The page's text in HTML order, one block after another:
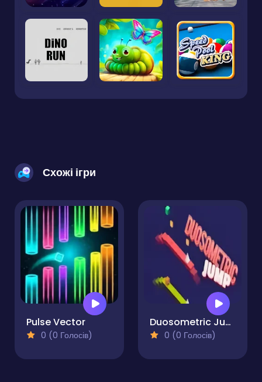
Схожі ігри
Pulse Vector
0 (0 Голосів)
Duosometric Jump
0 (0 Голосів)